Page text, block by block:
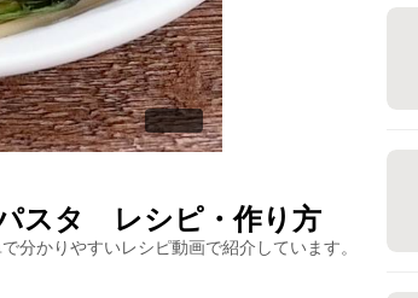
スタ レシピ・作り方
分かりやすいレシピ動画で紹介しています。